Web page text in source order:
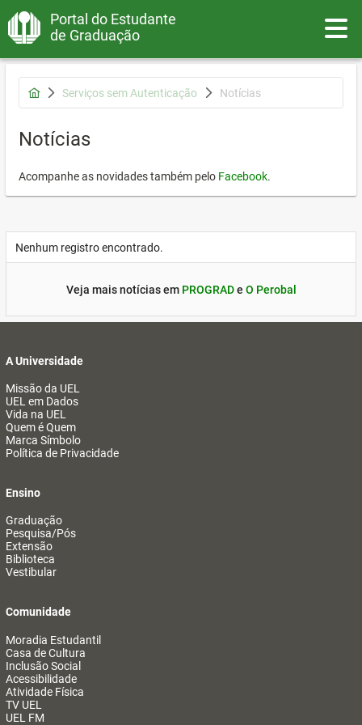
Portal do Estudante
de Graduação
Serviços sem Autenticação Notícias
Notícias
Acompanhe as novidades também pelo Facebook.
Nenhum registro encontrado.
Veja mais notícias em PROGRADe O Perobal
A Universidade
Missão da UEL
UEL em Dados
Vida na UEL
Quem é Quem
Marca Símbolo
Política de Privacidade
Ensino
Graduação
Pesquisa/Pós
Extensão
Biblioteca
Vestibular
Comunidade
Moradia Estudantil
Casa de Cultura
Inclusão Social
Acessibilidade
Atividade Física
TV UEL
UEL FM